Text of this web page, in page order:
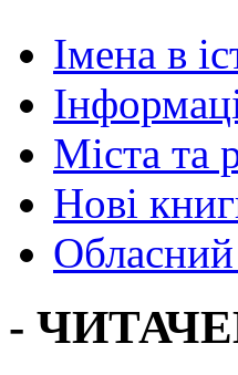
Імена в
Міста та
Нові
-